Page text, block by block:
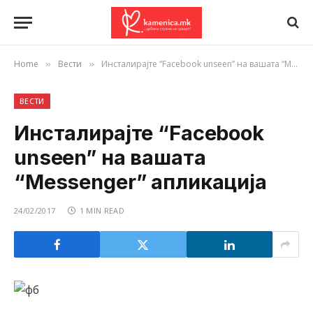
Home » Вести » Инсталирајте “Facebook unseen” на вашата “Messenger” апликација
ВЕСТИ
Инсталирајте “Facebook
unseen” на вашата
“Messenger” апликација
24/02/2017 1 MIN READ